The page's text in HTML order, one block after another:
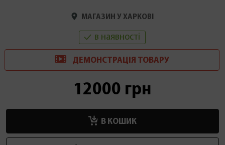
МАГАЗИН У ХАРКОВІ
в наявності
ДЕМОНСТРАЦІЯ ТОВАРУ
12000 грн
В КОШИК